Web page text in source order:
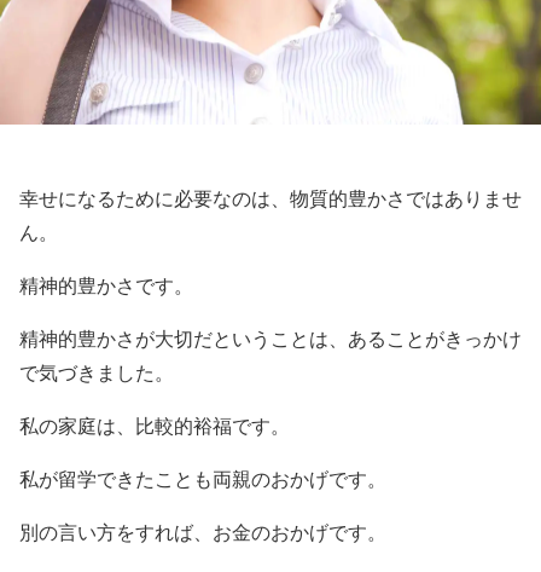
幸せになるために必要なのは、物質的豊かさではありませ
ん。
精神的豊かさです。
精神的豊かさが大切だということは、あることがきっかけ
で気づきました。
私の家庭は、比較的裕福です。
私が留学できたことも両親のおかげです。
別の言い方をすれば、お金のおかげです。